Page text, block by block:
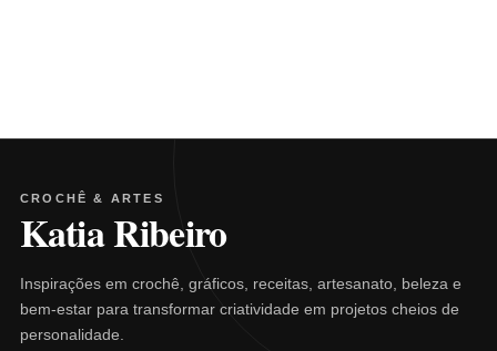
CROCHÊ & ARTES
Katia Ribeiro
Inspirações em crochê, gráficos, receitas, artesanato, beleza e
bem-estar para transformar criatividade em projetos cheios de
personalidade.